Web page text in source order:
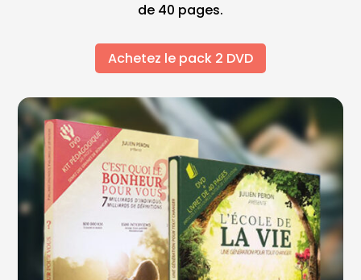
de 40 pages.
Achetez le pack 2 DVD